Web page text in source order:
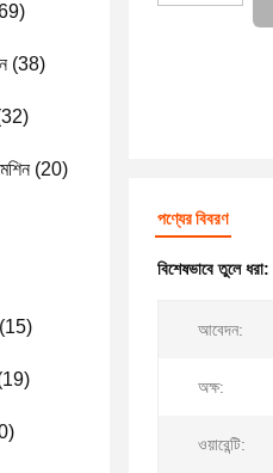
(38)
(20)
পণ্যের বিবরণ
বিশেষভাবে তুলে ধরা:
আবেদন:
অক্ষ:
ওয়ারেন্টি: